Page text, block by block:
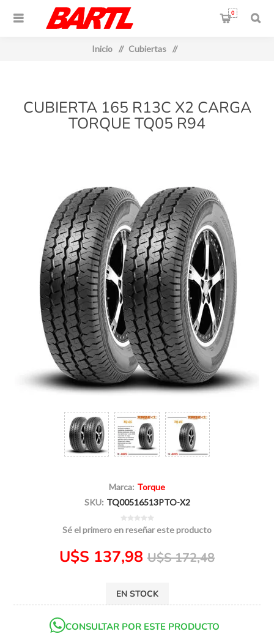
0
Inicio / Cubiertas /
CUBIERTA 165 R13C X2 CARGA
TORQUE TQ05 R94
Marca: Torque
SKU: TQ00516513PTO-X2
Sé el primero en reseñar este producto
U$S 137,98 U$S 172,48
EN STOCK
CONSULTAR POR ESTE PRODUCTO